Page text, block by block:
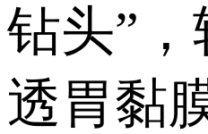
钻头”
透胃黏